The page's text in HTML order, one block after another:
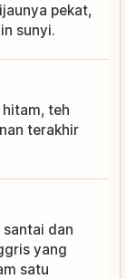
pekat,
sunyi.
teh
terakhir
dan
yang
satu